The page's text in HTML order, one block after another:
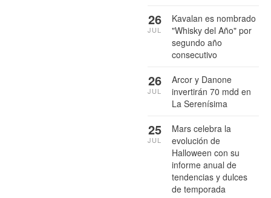
Kavalan es nombrado
"Whisky del Año" por
segundo año
consecutivo
26
JUL
Arcor y Danone
invertirán 70 mdd en
La Serenísima
26
JUL
Mars celebra la
evolución de
Halloween con su
informe anual de
tendencias y dulces
de temporada
25
JUL